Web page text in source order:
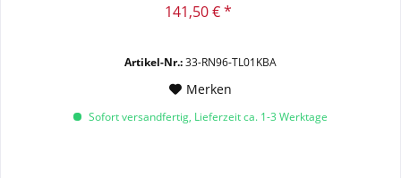
141,50 € *
Artikel-Nr.:33-RN96-TL01KBA
Merken
Sofort versandfertig, Lieferzeit ca. 1-3 Werktage